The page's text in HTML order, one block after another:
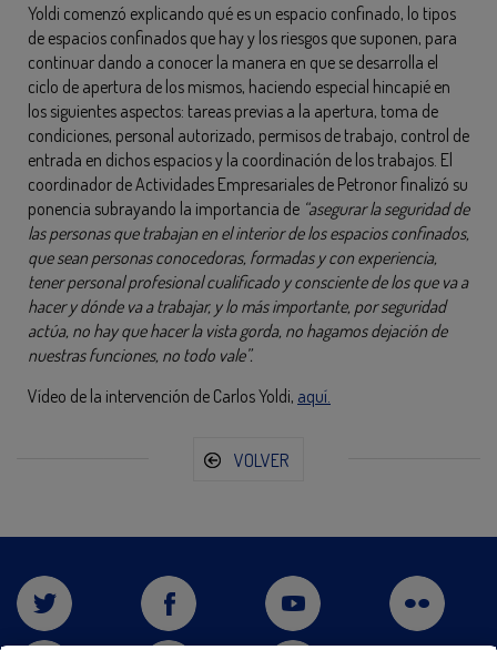
Yoldi comenzó explicando qué es un espacio confinado, lo tipos
de espacios confinados que hay y los riesgos que suponen, para
continuar dando a conocer la manera en que se desarrolla el
ciclo de apertura de los mismos, haciendo especial hincapié en
los siguientes aspectos: tareas previas a la apertura, toma de
condiciones, personal autorizado, permisos de trabajo, control de
entrada en dichos espacios y la coordinación de los trabajos. El
coordinador de Actividades Empresariales de Petronor finalizó su
ponencia subrayando la importancia de “asegurar la seguridad de
las personas que trabajan en el interior de los espacios confinados,
que sean personas conocedoras, formadas y con experiencia,
tener personal profesional cualificado y consciente de los que va a
hacer y dónde va a trabajar, y lo más importante, por seguridad
actúa, no hay que hacer la vista gorda, no hagamos dejación de
nuestras funciones, no todo vale”.
Vídeo de la intervención de Carlos Yoldi, aquí.
VOLVER